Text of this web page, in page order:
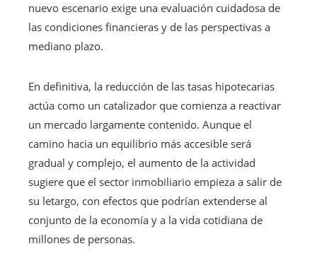
nuevo escenario exige una evaluación cuidadosa de
las condiciones financieras y de las perspectivas a
mediano plazo.
En definitiva, la reducción de las tasas hipotecarias
actúa como un catalizador que comienza a reactivar
un mercado largamente contenido. Aunque el
camino hacia un equilibrio más accesible será
gradual y complejo, el aumento de la actividad
sugiere que el sector inmobiliario empieza a salir de
su letargo, con efectos que podrían extenderse al
conjunto de la economía y a la vida cotidiana de
millones de personas.